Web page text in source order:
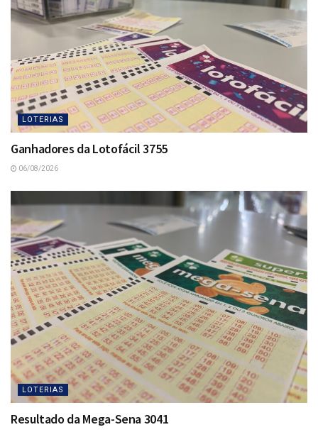
LOTERIAS
Ganhadores da Lotofácil 3755
06/08/2026
LOTERIAS
Resultado da Mega-Sena 3041